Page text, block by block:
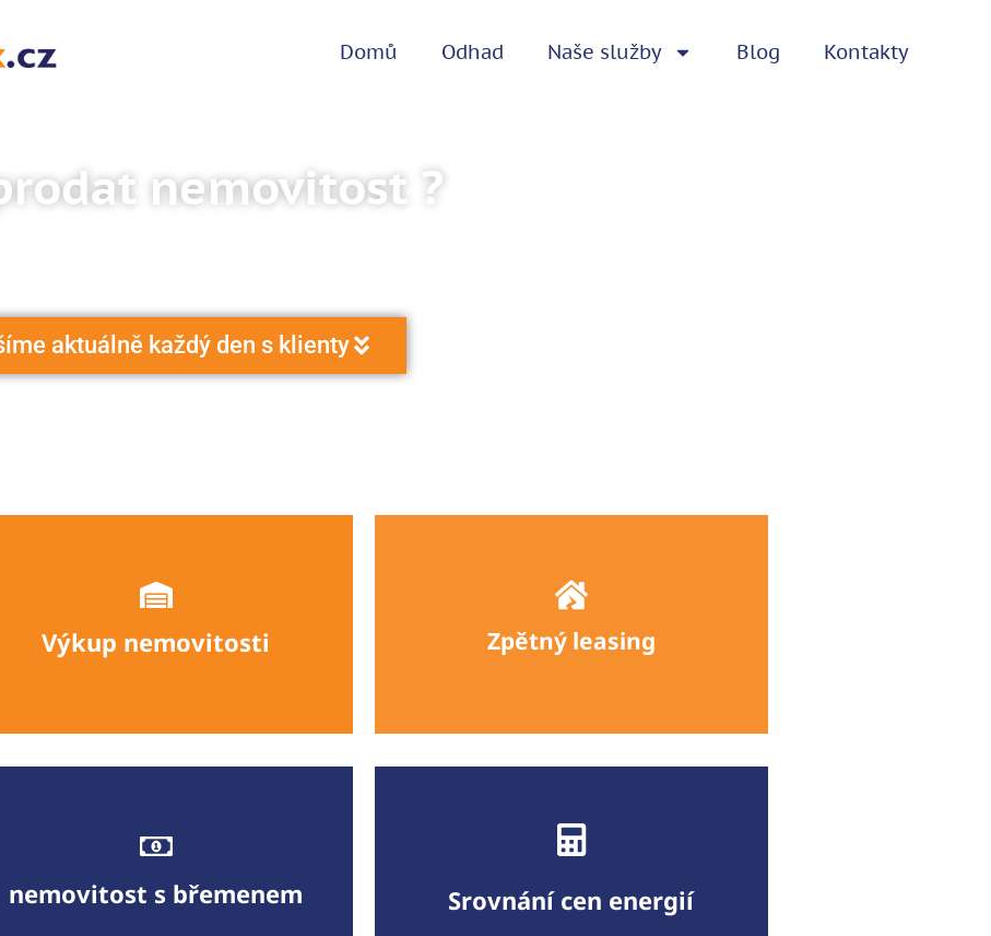
Domů Odhad Naše služby Blog Kontakty
nemovitost ?
aktuálně každý den s klienty
Výkup nemovitosti
Více informací
nemovitost s břemenem
Zpětný leasing
necháme vás ji dále užívat.
Srovnání cen energií